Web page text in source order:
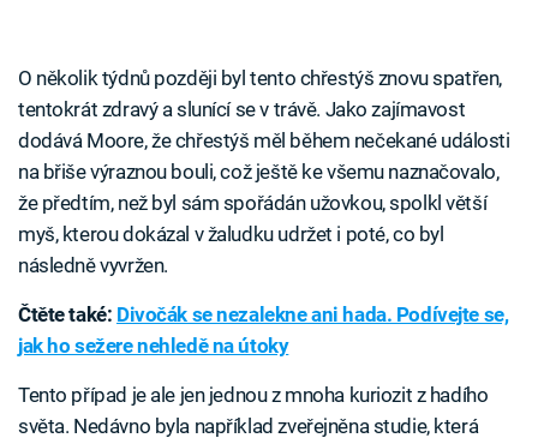
O několik týdnů později byl tento chřestýš znovu spatřen,
tentokrát zdravý a slunící se v trávě. Jako zajímavost
dodává Moore, že chřestýš měl během nečekané události
na břiše výraznou bouli, což ještě ke všemu naznačovalo,
že předtím, než byl sám spořádán užovkou, spolkl větší
myš, kterou dokázal v žaludku udržet i poté, co byl
následně vyvržen.
Čtěte také: Divočák se nezalekne ani hada. Podívejte se,
jak ho sežere nehledě na útoky
Tento případ je ale jen jednou z mnoha kuriozit z hadího
světa. Nedávno byla například zveřejněna studie, která